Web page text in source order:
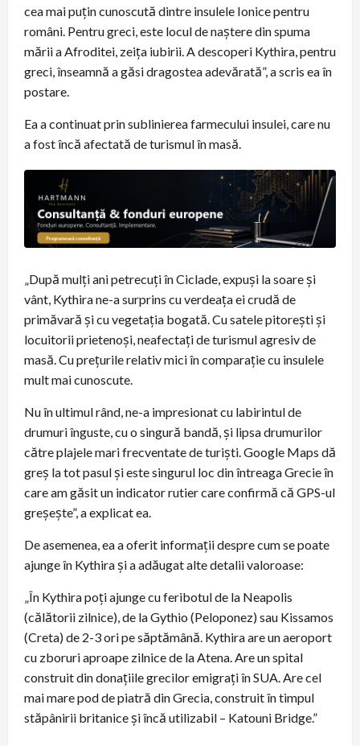
cea mai puțin cunoscută dintre insulele Ionice pentru
români. Pentru greci, este locul de naștere din spuma
mării a Afroditei, zeița iubirii. A descoperi Kythira, pentru
greci, înseamnă a găsi dragostea adevărată”, a scris ea în
postare.
Ea a continuat prin sublinierea farmecului insulei, care nu
a fost încă afectată de turismul în masă.
„După mulți ani petrecuți în Ciclade, expuși la soare și
vânt, Kythira ne-a surprins cu verdeața ei crudă de
primăvară și cu vegetația bogată. Cu satele pitorești și
locuitorii prietenoși, neafectați de turismul agresiv de
masă. Cu prețurile relativ mici în comparație cu insulele
mult mai cunoscute.
Nu în ultimul rând, ne-a impresionat cu labirintul de
drumuri înguste, cu o singură bandă, și lipsa drumurilor
către plajele mari frecventate de turiști. Google Maps dă
greș la tot pasul și este singurul loc din întreaga Grecie în
care am găsit un indicator rutier care confirmă că GPS-ul
greșește”, a explicat ea.
De asemenea, ea a oferit informații despre cum se poate
ajunge în Kythira și a adăugat alte detalii valoroase:
„În Kythira poți ajunge cu feribotul de la Neapolis
(călătorii zilnice), de la Gythio (Peloponez) sau Kissamos
(Creta) de 2-3 ori pe săptămână. Kythira are un aeroport
cu zboruri aproape zilnice de la Atena. Are un spital
construit din donațiile grecilor emigrați în SUA. Are cel
mai mare pod de piatră din Grecia, construit în timpul
stăpânirii britanice și încă utilizabil – Katouni Bridge.”